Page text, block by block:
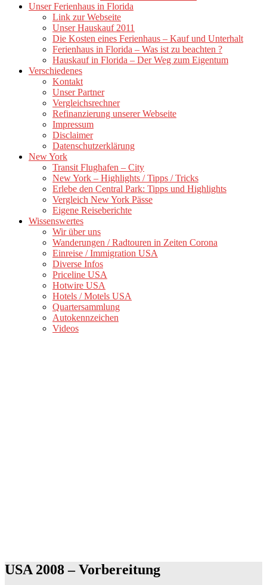
Unser Ferienhaus in Florida
Link zur Webseite
Unser Hauskauf 2011
Die Kosten eines Ferienhaus – Kauf und Unterhalt
Ferienhaus in Florida – Was ist zu beachten ?
Hauskauf in Florida – Der Weg zum Eigentum
Verschiedenes
Kontakt
Unser Partner
Vergleichsrechner
Refinanzierung unserer Webseite
Impressum
Disclaimer
Datenschutzerklärung
New York
Transit Flughafen – City
New York – Highlights / Tipps / Tricks
Erlebe den Central Park: Tipps und Highlights
Vergleich New York Pässe
Eigene Reiseberichte
Wissenswertes
Wir über uns
Wanderungen / Radtouren in Zeiten Corona
Einreise / Immigration USA
Diverse Infos
Priceline USA
Hotwire USA
Hotels / Motels USA
Quartersammlung
Autokennzeichen
Videos
USA 2008 – Vorbereitung